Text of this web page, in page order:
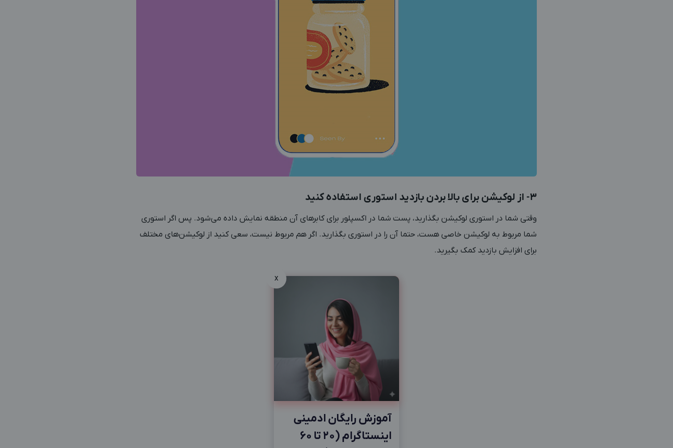
3- از لوکیشن برای بالا بردن بازدید استوری استفاده کنید
وقتی شما در استوری لوکیشن بگذارید، پست شما در اکسپلور برای کابرهای آن منطقه نمایش داده می‌شود. پس اگر استوری
شما مربوط به لوکیشن خاصی هست، حتما آن را در استوری بگذارید. اگر هم مربوط نیست، سعی کنید از لوکیشن‌های مختلف
برای افزایش بازدید کمک بگیرید.
x
آموزش رایگان ادمینی
اینستاگرام (20 تا 60